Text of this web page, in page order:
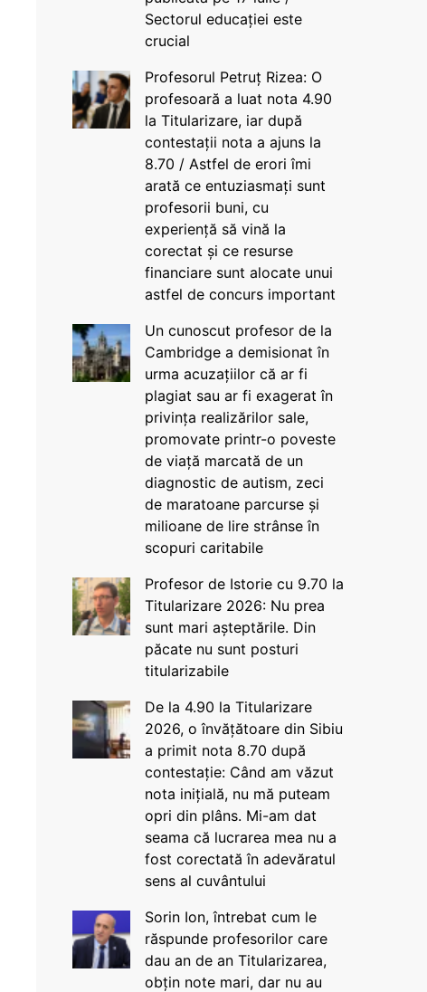
Sectorul educației este
crucial
Profesorul Petruț Rizea: O
profesoară a luat nota 4.90
la Titularizare, iar după
contestații nota a ajuns la
8.70 / Astfel de erori îmi
arată ce entuziasmați sunt
profesorii buni, cu
experiență să vină la
corectat și ce resurse
financiare sunt alocate unui
astfel de concurs important
Un cunoscut profesor de la
Cambridge a demisionat în
urma acuzațiilor că ar fi
plagiat sau ar fi exagerat în
privința realizărilor sale,
promovate printr-o poveste
de viață marcată de un
diagnostic de autism, zeci
de maratoane parcurse și
milioane de lire strânse în
scopuri caritabile
Profesor de Istorie cu 9.70 la
Titularizare 2026: Nu prea
sunt mari așteptările. Din
păcate nu sunt posturi
titularizabile
De la 4.90 la Titularizare
2026, o învățătoare din Sibiu
a primit nota 8.70 după
contestație: Când am văzut
nota inițială, nu mă puteam
opri din plâns. Mi-am dat
seama că lucrarea mea nu a
fost corectată în adevăratul
sens al cuvântului
Sorin Ion, întrebat cum le
răspunde profesorilor care
dau an de an Titularizarea,
obțin note mari, dar nu au